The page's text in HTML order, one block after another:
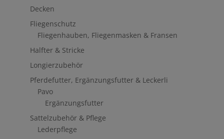
Decken
Fliegenschutz
Fliegenhauben, Fliegenmasken & Fransen
Halfter & Stricke
Longierzubehör
Pferdefutter, Ergänzungsfutter & Leckerli
Pavo
Ergänzungsfutter
Sattelzubehör & Pflege
Lederpflege